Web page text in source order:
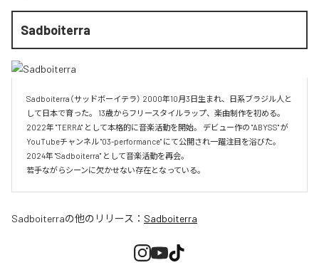
Sadboiterra
Sadboiterra（サッドボーイテラ） 2000年10月3日生まれ、日系ブラジル人と
して日本で育った。 13歳からフリースタイルラップ、楽曲制作を初める。
2022年 "TERRA" として本格的に音楽活動を開始。 デビュー作の "ABYSS" が
YouTubeチャンネル "03-performance" にて公開され一躍注目を浴びた。
2024年 "Sadboiterra" として音楽活動を再会。
若手ながらシーンに欠かせない存在となっている。
Sadboiterraの他のリリース： Sadboiterra